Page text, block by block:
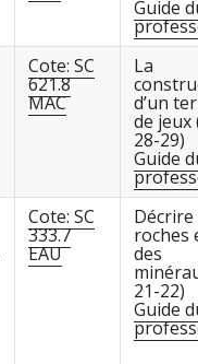
Guide
Cote: SC
621.8
MAC
La
d’un
de jeux
28-29)
Guide
Cote: SC
333.7
EAU
Décrire
roches
des
21-22)
Guide